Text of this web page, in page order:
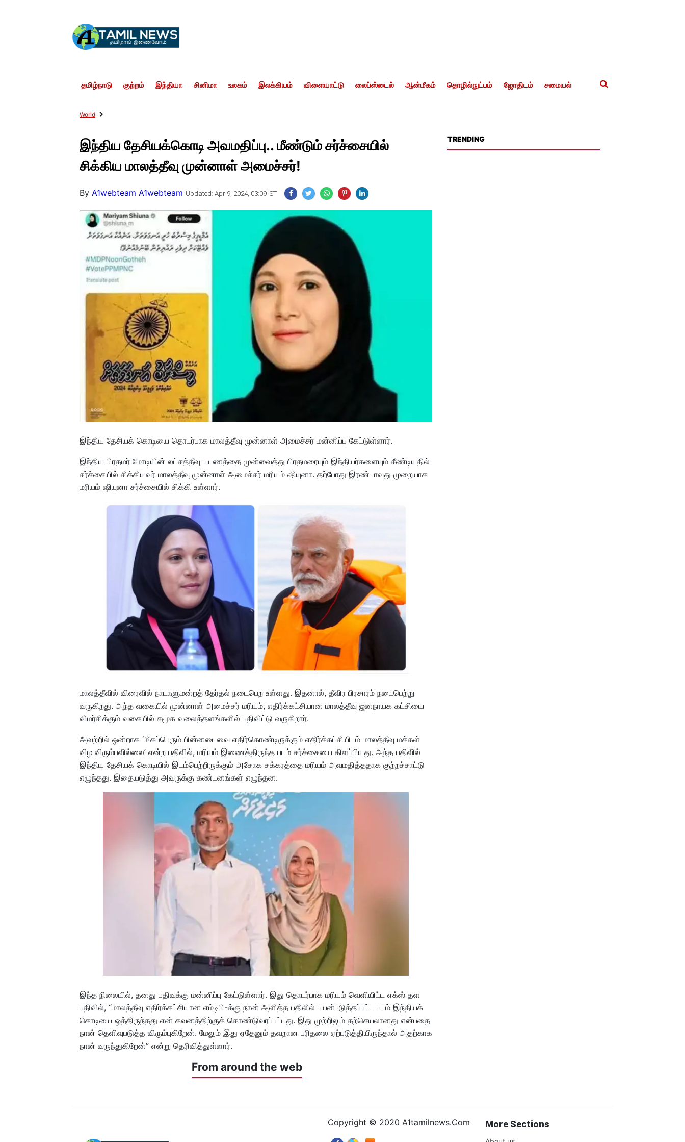
தமிழ்நாடு குற்றம் இந்தியா சினிமா உலகம் இலக்கியம் விளையாட்டு லைப்ஸ்டைல் ஆன்மீகம் தொழில்நுட்பம் ஜோதிடம் சமையல்
World
இந்திய தேசியக்கொடி அவமதிப்பு.. மீண்டும் சர்ச்சையில்
சிக்கிய மாலத்தீவு முன்னாள் அமைச்சர்!
ByA1webteam A1webteam Updated: Apr 9, 2024, 03:09 IST
இந்திய தேசியக் கொடியை தொடர்பாக மாலத்தீவு முன்னாள் அமைச்சர் மன்னிப்பு கேட்டுள்ளார்.
இந்திய பிரதமர் மோடியின் லட்சத்தீவு பயணத்தை முன்வைத்து பிரதமரையும் இந்தியர்களையும் சீண்டியதில்
சர்ச்சையில் சிக்கியவர் மாலத்தீவு முன்னாள் அமைச்சர் மரியம் ஷியுனா. தற்போது இரண்டாவது முறையாக
மரியம் ஷியுனா சர்ச்சையில் சிக்கி உள்ளார்.
மாலத்தீவில் விரைவில் நாடாளுமன்றத் தேர்தல் நடைபெற உள்ளது. இதனால், தீவிர பிரசாரம் நடைபெற்று
வருகிறது. அந்த வகையில் முன்னாள் அமைச்சர் மரியம், எதிர்க்கட்சியான மாலத்தீவு ஜனநாயக கட்சியை
விமர்சிக்கும் வகையில் சமூக வலைத்தளங்களில் பதிவிட்டு வருகிறார்.
அவற்றில் ஒன்றாக ‘மிகப்பெரும் பின்னடைவை எதிர்கொண்டிருக்கும் எதிர்க்கட்சியிடம் மாலத்தீவு மக்கள்
விழ விரும்பவில்லை’ என்ற பதிவில், மரியம் இணைத்திருந்த படம் சர்ச்சையை கிளப்பியது. அந்த பதிவில்
இந்திய தேசியக் கொடியில் இடம்பெற்றிருக்கும் அசோக சக்கரத்தை மரியம் அவமதித்ததாக குற்றச்சாட்டு
எழுந்தது. இதையடுத்து அவருக்கு கண்டனங்கள் எழுந்தன.
இந்த நிலையில், தனது பதிவுக்கு மன்னிப்பு கேட்டுள்ளார். இது தொடர்பாக மரியம் வெளியிட்ட எக்ஸ் தள
பதிவில், “மாலத்தீவு எதிர்க்கட்சியான எம்டிபி-க்கு நான் அளித்த பதிலில் பயன்படுத்தப்பட்ட படம் இந்தியக்
கொடியை ஒத்திருந்தது என் கவனத்திற்குக் கொண்டுவரப்பட்டது. இது முற்றிலும் தற்செயலானது என்பதை
நான் தெளிவுபடுத்த விரும்புகிறேன். மேலும் இது ஏதேனும் தவறான புரிதலை ஏற்படுத்தியிருந்தால் அதற்காக
நான் வருந்துகிறேன்” என்று தெரிவித்துள்ளார்.
From around the web
TRENDING
Copyright © 2020 A1tamilnews.Com More Sections